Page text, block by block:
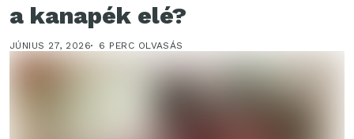
a kanapék elé?
JÚNIUS 27, 2026 6 PERC OLVASÁS